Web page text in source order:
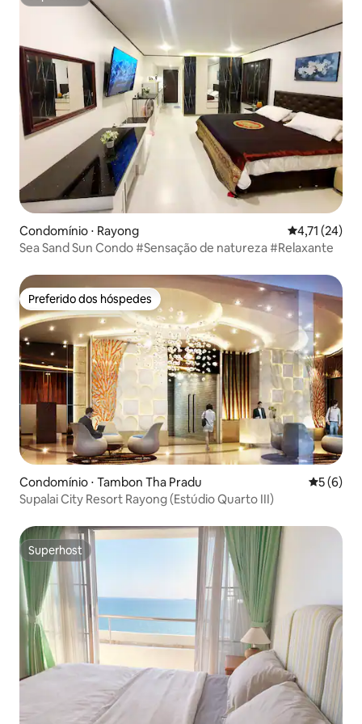
Condomínio ⋅ Rayong 4,71 de uma
4,71 (24)
Sea Sand Sun Condo #Sensação de natureza #Relaxante
Preferido dos hóspedes
Preferido dos hóspedes
Condomínio ⋅ Tambon Tha Pradu 5 de
5 (6)
Supalai City Resort Rayong (Estúdio Quarto III)
Superhost
Superhost